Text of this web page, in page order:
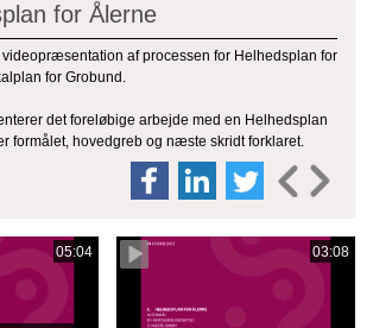
for Ålerne
videopræsentation af processen for Helhedsplan for
for Grobund.
det foreløbige arbejde med en Helhedsplan
formålet, hovedgreb og næste skridt forklaret.
05:04 03:08